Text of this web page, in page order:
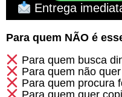
Entrega
Para quem NÃO é
Para quem busca
Para quem não
Para quem procura